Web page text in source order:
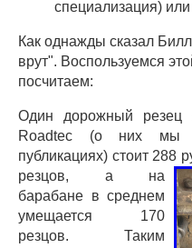
специализация)
Как однажды сказал
врут". Воспользуемся
посчитаем:
Один дорожный резец
Roadtec (о них мы
публикациях) стоит 288
резцов, а на
барабане в среднем
умещается 170
резцов. Таким